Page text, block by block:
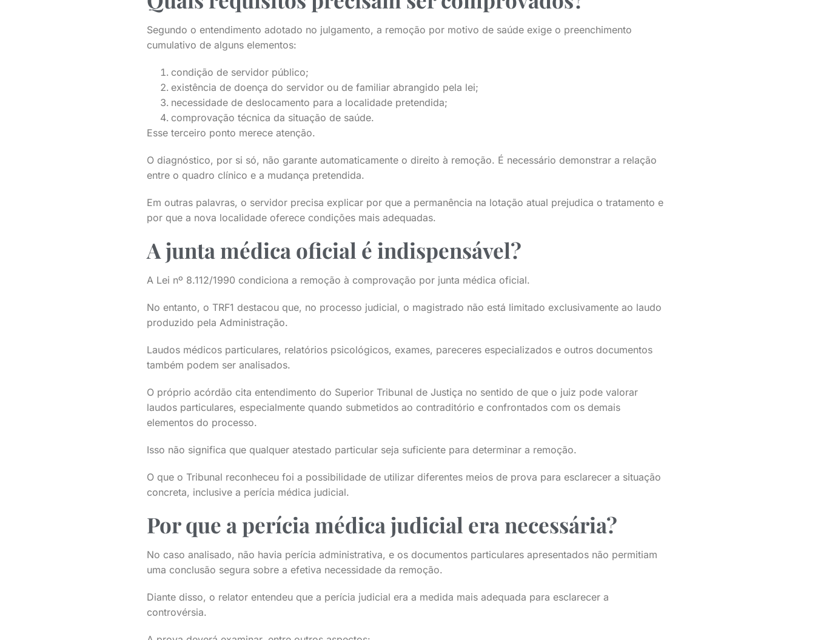
Segundo o entendimento adotado no julgamento, a remoção por motivo de saúde exige o preenchimento
cumulativo de alguns elementos:
condição de servidor público;
existência de doença do servidor ou de familiar abrangido pela lei;
necessidade de deslocamento para a localidade pretendida;
comprovação técnica da situação de saúde.
Esse terceiro ponto merece atenção.
O diagnóstico, por si só, não garante automaticamente o direito à remoção. É necessário demonstrar a relação
entre o quadro clínico e a mudança pretendida.
Em outras palavras, o servidor precisa explicar por que a permanência na lotação atual prejudica o tratamento e
por que a nova localidade oferece condições mais adequadas.
A junta médica oficial é indispensável?
A Lei nº 8.112/1990 condiciona a remoção à comprovação por junta médica oficial.
No entanto, o TRF1 destacou que, no processo judicial, o magistrado não está limitado exclusivamente ao laudo
produzido pela Administração.
Laudos médicos particulares, relatórios psicológicos, exames, pareceres especializados e outros documentos
também podem ser analisados.
O próprio acórdão cita entendimento do Superior Tribunal de Justiça no sentido de que o juiz pode valorar
laudos particulares, especialmente quando submetidos ao contraditório e confrontados com os demais
elementos do processo.
Isso não significa que qualquer atestado particular seja suficiente para determinar a remoção.
O que o Tribunal reconheceu foi a possibilidade de utilizar diferentes meios de prova para esclarecer a situação
concreta, inclusive a perícia médica judicial.
Por que a perícia médica judicial era necessária?
No caso analisado, não havia perícia administrativa, e os documentos particulares apresentados não permitiam
uma conclusão segura sobre a efetiva necessidade da remoção.
Diante disso, o relator entendeu que a perícia judicial era a medida mais adequada para esclarecer a
controvérsia.